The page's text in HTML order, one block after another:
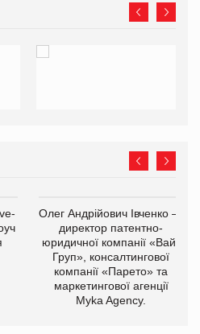
Олег Андрійович Івченко —
директор патентно-
юридичної компанії «Вайз
Груп», консалтингової
компанії «Парето» та
маркетингової агенції
Myka Agency.